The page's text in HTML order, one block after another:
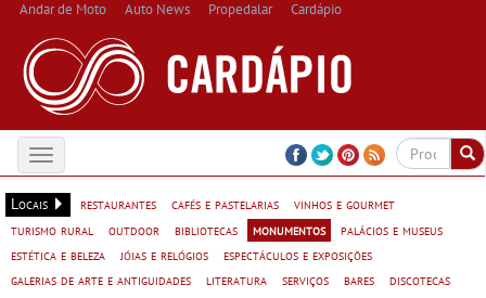
Andar de Moto Auto News Propedalar Cardápio
Toggle
navigation
Locais
restaurantes cafés e pastelarias
vinhos e gourmet
turismo rural
outdoor bibliotecas monumentos
palácios e museus
estética e beleza
jóias e relógios
espectáculos e exposições
galerias de arte e antiguidades
literatura serviços bares
discotecas